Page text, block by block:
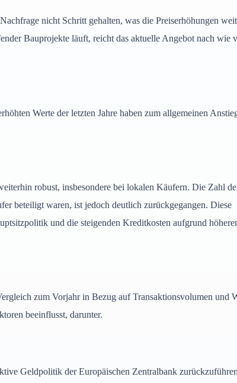
nicht Schritt gehalten, was die Preiserhöhungen
Bauprojekte läuft, reicht das aktuelle Angebot nach wie
Werte der letzten Jahre haben zum allgemeinen
robust, insbesondere bei lokalen Käufern. Die Zahl
beteiligt waren, ist jedoch deutlich zurückgegangen. Diese
und die steigenden Kreditkosten aufgrund höherer
zum Vorjahr in Bezug auf Transaktionsvolumen und
beeinflusst, darunter.
Geldpolitik der Europäischen Zentralbank